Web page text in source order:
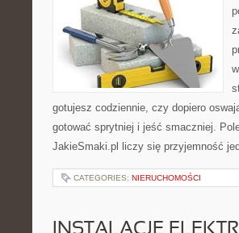
gotujesz codziennie, czy dopiero
gotować sprytniej i jeść smaczniej.
JakieSmaki.pl liczy się przyjemność
CATEGORIES: NIERUCHOMOŚCI